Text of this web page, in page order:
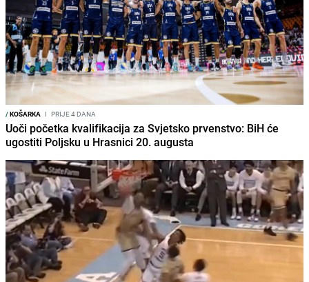
/KOŠARKA I PRIJE 4 DANA
Uoči početka kvalifikacija za Svjetsko prvenstvo: BiH će
ugostiti Poljsku u Hrasnici 20. augusta